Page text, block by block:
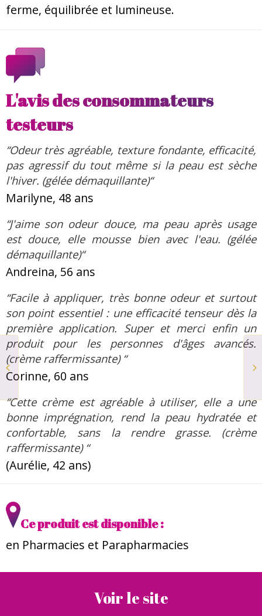
ferme, équilibrée et lumineuse.
L'avis des consommateurs
testeurs
“Odeur très agréable, texture fondante, efficacité,
pas agressif du tout même si la peau est sèche
l'hiver. (gélée démaquillante)“
Marilyne, 48 ans
“J'aime son odeur douce, ma peau après usage
est douce, elle mousse bien avec l'eau. (gélée
démaquillante)“
Andreina, 56 ans
“Facile à appliquer, très bonne odeur et surtout
son point essentiel : une efficacité tenseur dès la
première application. Super et merci enfin un
produit pour les personnes d'âges avancés.
(crème raffermissante) “
Corinne, 60 ans
“Cette crème est agréable à utiliser, elle a une
bonne imprégnation, rend la peau hydratée et
confortable, sans la rendre grasse. (crème
raffermissante) “
(Aurélie, 42 ans)
Ce produit est disponible :
en Pharmacies et Parapharmacies
Voir le site
DIM Nude